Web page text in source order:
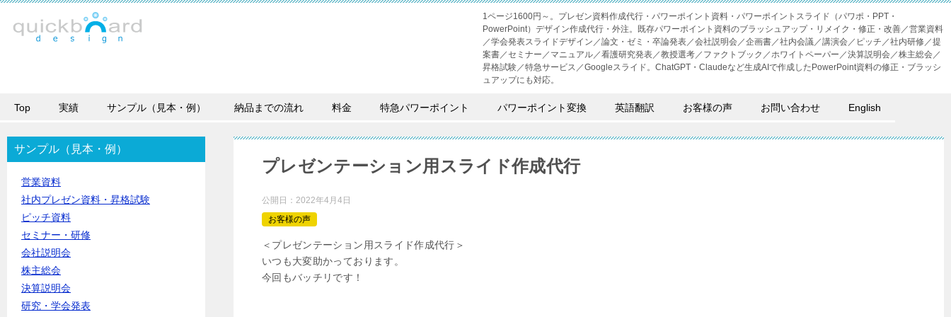
1ページ1600円～。プレゼン資料作成代行・パワーポイント資料・パワーポイントスライド（パワポ・PPT・
PowerPoint）デザイン作成代行・外注。既存パワーポイント資料のブラッシュアップ・リメイク・修正・改善／営業資料
／学会発表スライドデザイン／論文・ゼミ・卒論発表／会社説明会／企画書／社内会議／講演会／ピッチ／社内研修／提
案書／セミナー／マニュアル／看護研究発表／教授選考／ファクトブック／ホワイトペーパー／決算説明会／株主総会／
昇格試験／特急サービス／Googleスライド。ChatGPT・Claudeなど生成AIで作成したPowerPoint資料の修正・ブラッシ
ュアップにも対応。
Top 実績 サンプル（見本・例） 納品までの流れ 料金 特急パワーポイント パワーポイント変換 英語翻訳 お客様の声 お問い合わせ English
プレゼンテーション用スライド作成代行
公開日： 2022年4月4日
お客様の声
＜プレゼンテーション用スライド作成代行＞
いつも大変助かっております。
今回もバッチリです！
サンプル（見本・例）
営業資料
社内プレゼン資料・昇格試験
ピッチ資料
セミナー・研修
会社説明会
株主総会
決算説明会
研究・学会発表